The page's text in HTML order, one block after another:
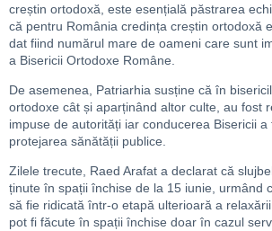
creștin ortodoxă, este esențială păstrarea
că pentru România credința creștin ortodoxă
dat fiind numărul mare de oameni care sunt
a Bisericii Ortodoxe Române.
De asemenea, Patriarhia susține că în
ortodoxe cât și aparținând altor culte, au fost
impuse de autorități iar conducerea Bisericii a
protejarea sănătății publice.
Zilele trecute, Raed Arafat a declarat că
ținute în spații închise de la 15 iunie, urmând
să fie ridicată într-o etapă ulterioară a
pot fi făcute în spații închise doar în cazul